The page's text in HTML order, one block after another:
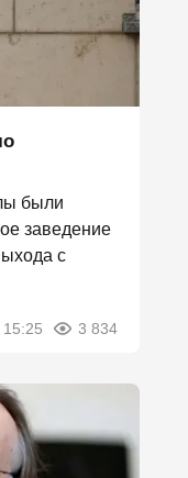
были
заведение
с
3 834